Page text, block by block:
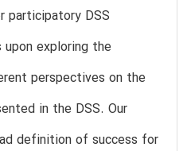
participatory DSS
exploring the
perspectives on the
in the DSS. Our
definition of success for